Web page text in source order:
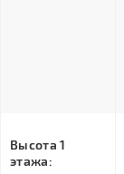
Высота 1
этажа: